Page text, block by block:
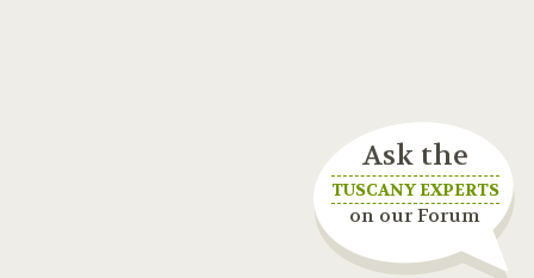
Ask the
TUSCANY EXPERTS
on our Forum